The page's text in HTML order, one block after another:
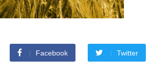
Facebook Twitter